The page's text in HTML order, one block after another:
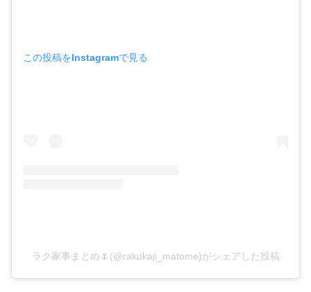
この投稿をInstagramで見る
ラク家事まとめ🌷(@rakukaji_matome)がシェアした投稿